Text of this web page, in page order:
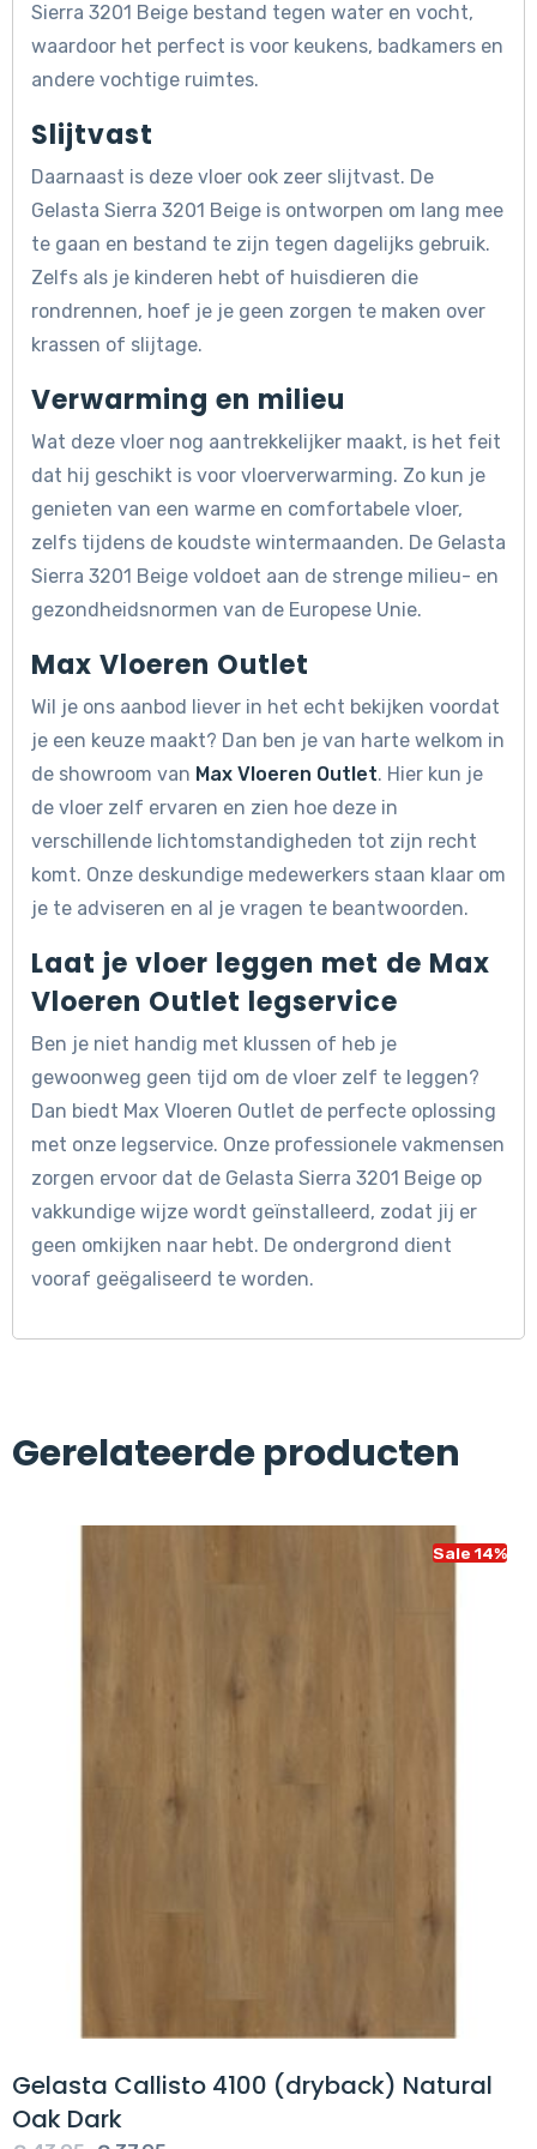
Sierra 3201 Beige bestand tegen water en vocht,
waardoor het perfect is voor keukens, badkamers en
andere vochtige ruimtes.
Slijtvast
Daarnaast is deze vloer ook zeer slijtvast. De
Gelasta Sierra 3201 Beige is ontworpen om lang mee
te gaan en bestand te zijn tegen dagelijks gebruik.
Zelfs als je kinderen hebt of huisdieren die
rondrennen, hoef je je geen zorgen te maken over
krassen of slijtage.
Verwarming en milieu
Wat deze vloer nog aantrekkelijker maakt, is het feit
dat hij geschikt is voor vloerverwarming. Zo kun je
genieten van een warme en comfortabele vloer,
zelfs tijdens de koudste wintermaanden. De Gelasta
Sierra 3201 Beige voldoet aan de strenge milieu- en
gezondheidsnormen van de Europese Unie.
Max Vloeren Outlet
Wil je ons aanbod liever in het echt bekijken voordat
je een keuze maakt? Dan ben je van harte welkom in
de showroom van Max Vloeren Outlet. Hier kun je
de vloer zelf ervaren en zien hoe deze in
verschillende lichtomstandigheden tot zijn recht
komt. Onze deskundige medewerkers staan klaar om
je te adviseren en al je vragen te beantwoorden.
Laat je vloer leggen met de Max
Vloeren Outlet legservice
Ben je niet handig met klussen of heb je
gewoonweg geen tijd om de vloer zelf te leggen?
Dan biedt Max Vloeren Outlet de perfecte oplossing
met onze legservice. Onze professionele vakmensen
zorgen ervoor dat de Gelasta Sierra 3201 Beige op
vakkundige wijze wordt geïnstalleerd, zodat jij er
geen omkijken naar hebt. De ondergrond dient
vooraf geëgaliseerd te worden.
Gerelateerde producten
Sale 14%
Gelasta Callisto 4100 (dryback) Natural
Oak Dark